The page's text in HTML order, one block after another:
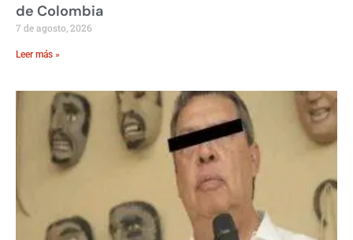
de Colombia
7 de agosto, 2026
Leer más »